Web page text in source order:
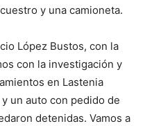
y una camioneta.
López Bustos, con la
con la investigación y
en Lastenia
un auto con pedido de
detenidas. Vamos a